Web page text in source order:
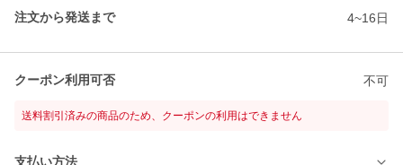
注文から発送まで 4~16日
クーポン利用可否 不可
送料割引済みの商品のため、クーポンの利用はできません
支払い方法